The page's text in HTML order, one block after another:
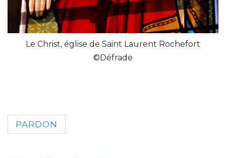
Le Christ, église de Saint Laurent Rochefort
©Défrade
PARDON